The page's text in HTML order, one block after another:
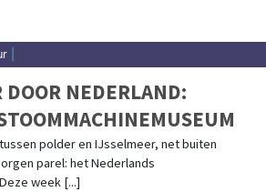
NEDERLAND:
tussen polder en IJsselmeer, net buiten
parel: het Nederlands
week [...]